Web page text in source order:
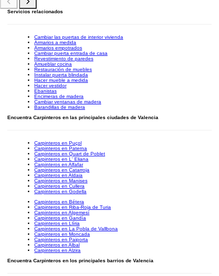
Servicios relacionados
Cambiar las puertas de interior vivienda
Armarios a medida
Armarios empotrados
Cambiar puerta entrada de casa
Revestimiento de paredes
Amueblar cocina
Restauración de muebles
Instalar puerta blindada
Hacer mueble a medida
Hacer vestidor
Ebanistas
Encimeras de madera
Cambiar ventanas de madera
Barandillas de madera
Encuentra Carpinteros en las principales ciudades de Valencia
Carpinteros en Puçol
Carpinteros en Paterna
Carpinteros en Quart de Poblet
Carpinteros en L' Eliana
Carpinteros en Alfafar
Carpinteros en Catarroja
Carpinteros en Aldaia
Carpinteros en Manises
Carpinteros en Cullera
Carpinteros en Godella
Carpinteros en Bétera
Carpinteros en Riba-Roja de Turia
Carpinteros en Algemesí
Carpinteros en Gandía
Carpinteros en Llíria
Carpinteros en La Pobla de Vallbona
Carpinteros en Moncada
Carpinteros en Paiporta
Carpinteros en Albal
Carpinteros en Alzira
Encuentra Carpinteros en los principales barrios de Valencia